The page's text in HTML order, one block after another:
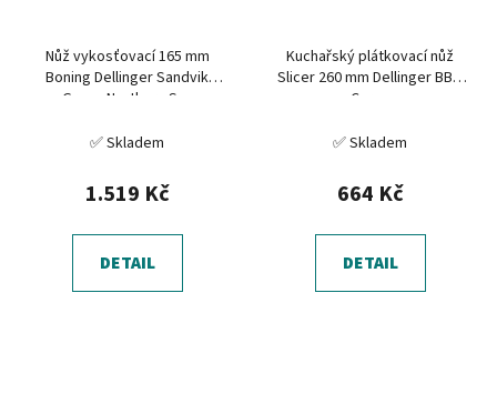
Nůž vykosťovací 165 mm
Boning Dellinger Sandvik
Green Northern Sun
✅ Skladem
1.519 Kč
DETAIL
Kuchařský plátkovací nůž
Slicer 260 mm Dellinger BBQ
Carve
✅ Skladem
664 Kč
DETAIL